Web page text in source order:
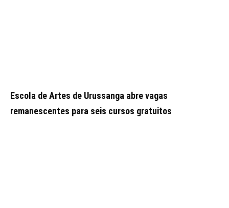
Escola de Artes de Urussanga abre vagas
remanescentes para seis cursos gratuitos